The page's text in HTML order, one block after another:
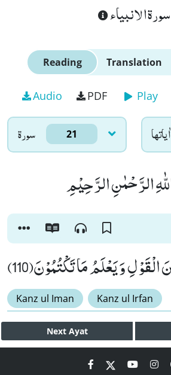
سورة الانبياء
Reading Translation
Audio PDF Play
سورۃ 21 اٰياتها
الرَّحْمٰنِ الرَّحِیْمِ
وَ یَعْلَمُ مَا تَكْتُمُوْنَ(110)
Kanz ul Iman Kanz ul Irfan
Next Ayat